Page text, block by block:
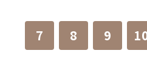
7 8 9